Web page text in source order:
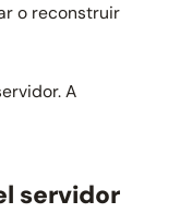
o reconstruir
A
servidor